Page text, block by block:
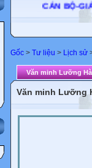
CÁN
Gốc > Tư liệu > Lịch sử
Văn minh Lưỡng Hà
Văn minh Lưỡng